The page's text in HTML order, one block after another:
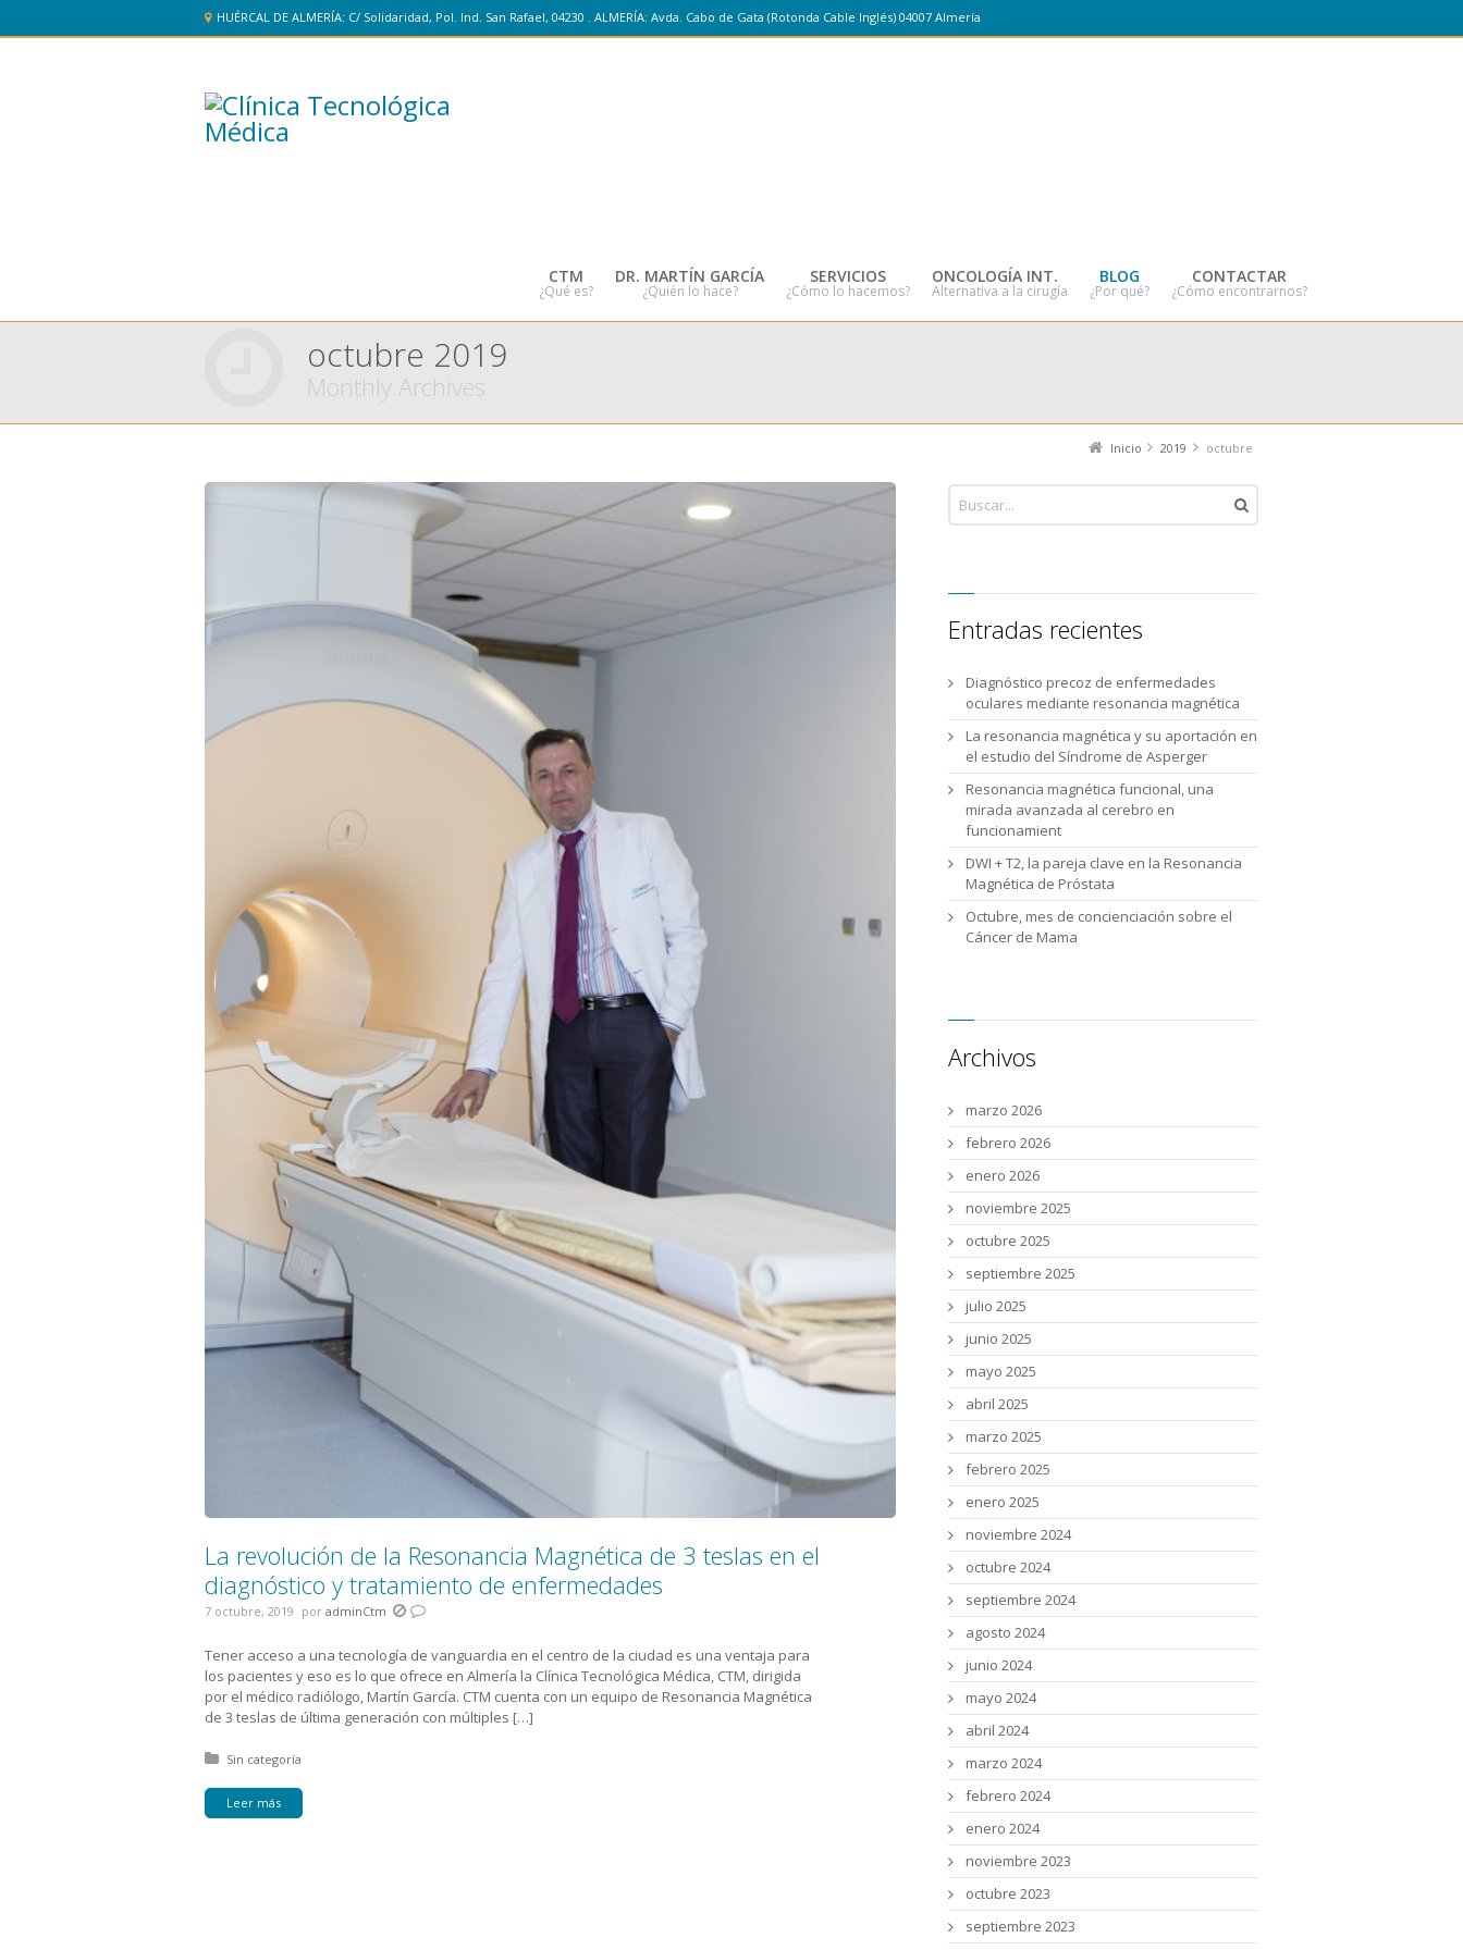
HUÉRCAL DE ALMERÍA: C/ Solidaridad, Pol. Ind. San Rafael, 04230 . ALMERÍA: Avda. Cabo de Gata (Rotonda Cable Inglés) 04007 Almería
CTM
¿Qué es?
DR. MARTÍN GARCÍA
¿Quién lo hace?
SERVICIOS
¿Cómo lo hacemos?
ONCOLOGÍA INT.
Alternativa a la cirugía
BLOG
¿Por qué?
CONTACTAR
¿Cómo encontrarnos?
octubre 2019
Monthly Archives
Inicio 2019 octubre
La revolución de la Resonancia Magnética de 3 teslas en el
diagnóstico y tratamiento de enfermedades
7 octubre, 2019 por adminCtm
Tener acceso a una tecnología de vanguardia en el centro de la ciudad es una ventaja para
los pacientes y eso es lo que ofrece en Almería la Clínica Tecnológica Médica, CTM, dirigida
por el médico radiólogo, Martín García. CTM cuenta con un equipo de Resonancia Magnética
de 3 teslas de última generación con múltiples […]
Posted in:
Sin categoría
Leer más
Entradas recientes
Diagnóstico precoz de enfermedades
oculares mediante resonancia magnética
La resonancia magnética y su aportación en
el estudio del Síndrome de Asperger
Resonancia magnética funcional, una
mirada avanzada al cerebro en
funcionamient
DWI + T2, la pareja clave en la Resonancia
Magnética de Próstata
Octubre, mes de concienciación sobre el
Cáncer de Mama
Archivos
marzo 2026
febrero 2026
enero 2026
noviembre 2025
octubre 2025
septiembre 2025
julio 2025
junio 2025
mayo 2025
abril 2025
marzo 2025
febrero 2025
enero 2025
noviembre 2024
octubre 2024
septiembre 2024
agosto 2024
junio 2024
mayo 2024
abril 2024
marzo 2024
febrero 2024
enero 2024
noviembre 2023
octubre 2023
septiembre 2023